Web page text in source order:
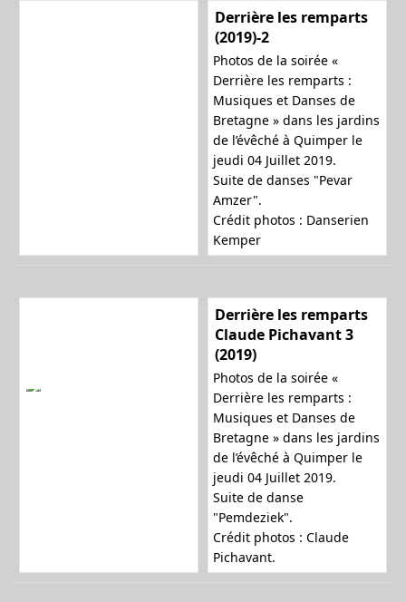
Derrière les remparts
(2019)-2
Photos de la soirée «
Derrière les remparts :
Musiques et Danses de
Bretagne » dans les jardins
de l’évêché à Quimper le
jeudi 04 Juillet 2019.
Suite de danses "Pevar
Amzer".
Crédit photos : Danserien
Kemper
Derrière les remparts
Claude Pichavant 3
(2019)
Photos de la soirée «
Derrière les remparts :
Musiques et Danses de
Bretagne » dans les jardins
de l’évêché à Quimper le
jeudi 04 Juillet 2019.
Suite de danse
"Pemdeziek".
Crédit photos : Claude
Pichavant.